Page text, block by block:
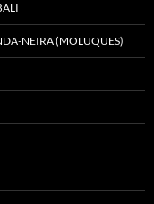
NEIRA (MOLUQUES)